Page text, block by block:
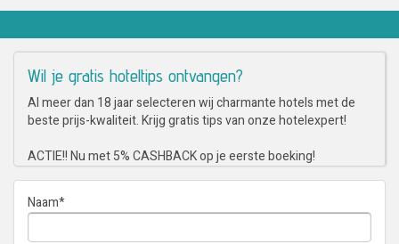
Wil je gratis hoteltips ontvangen?
Al meer dan 18 jaar selecteren wij charmante hotels met de
beste prijs-kwaliteit. Krijg gratis tips van onze hotelexpert!
ACTIE!! Nu met 5% CASHBACK op je eerste boeking!
Naam*